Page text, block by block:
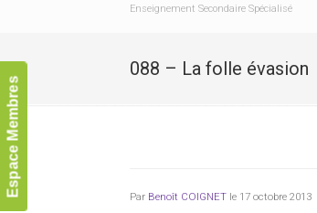
Espace Membres
Enseignement Secondaire Spécialisé
088 – La folle évasion
Par Benoît COIGNET le 17 octobre 2013